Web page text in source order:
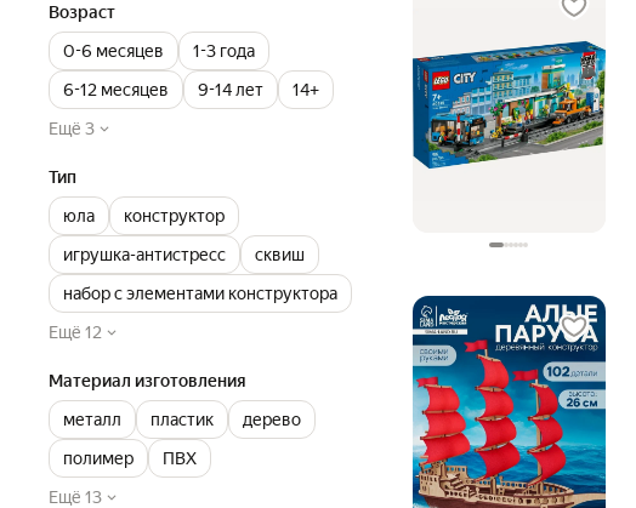
Возраст
0-6 месяцев
1-3 года
6-12 месяцев
9-14 лет
14+
Ещё 3
Тип
юла
конструктор
игрушка-антистресс
сквиш
набор с элементами конструктора
Ещё 12
Материал изготовления
металл
пластик
дерево
полимер
ПВХ
Ещё 13